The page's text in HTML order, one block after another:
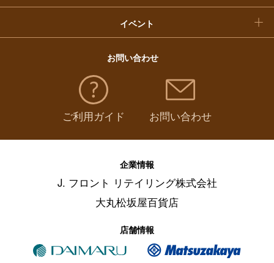
イベント
お問い合わせ
ご利用ガイド お問い合わせ
企業情報
J. フロント リテイリング株式会社
大丸松坂屋百貨店
店舗情報